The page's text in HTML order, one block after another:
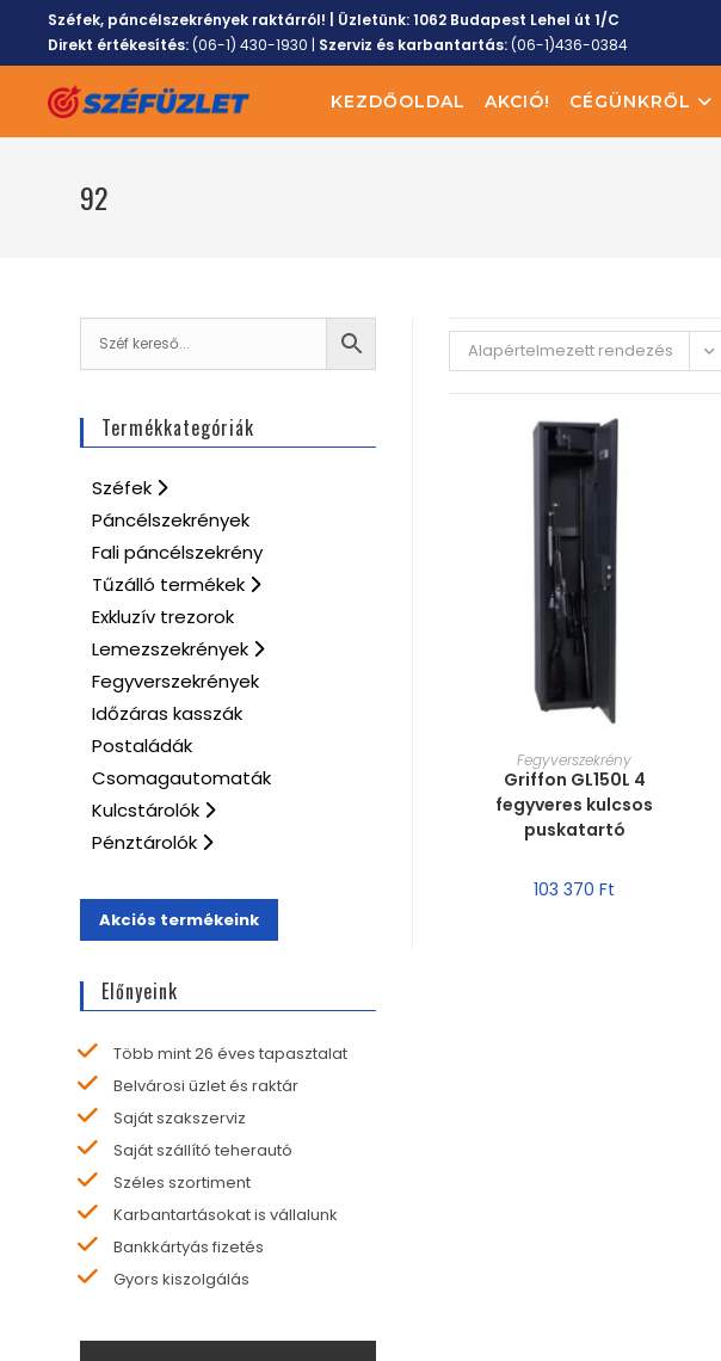
Széfek, páncélszekrények raktárról! | Üzletünk:1062 Budapest Lehel út 1/C
Direkt értékesítés:(06-1) 430-1930 | Szerviz és karbantartás:(06-1)436-0384
KEZDŐOLDAL AKCIÓ! CÉGÜNKRŐL
92
Alapértelmezett rendezés
MÉRET VÁLASZTÁSA
Fegyverszekrény
Griffon GL150L 4
fegyveres kulcsos
puskatartó
103 370Ft
Termékkategóriák
Széfek
Páncélszekrények
Fali páncélszekrény
Tűzálló termékek
Exkluzív trezorok
Lemezszekrények
Fegyverszekrények
Időzáras kasszák
Postaládák
Csomagautomaták
Kulcstárolók
Pénztárolók
Akciós termékeink
Előnyeink
Több mint 26 éves tapasztalat
Belvárosi üzlet és raktár
Saját szakszerviz
Saját szállító teherautó
Széles szortiment
Karbantartásokat is vállalunk
Bankkártyás fizetés
Gyors kiszolgálás